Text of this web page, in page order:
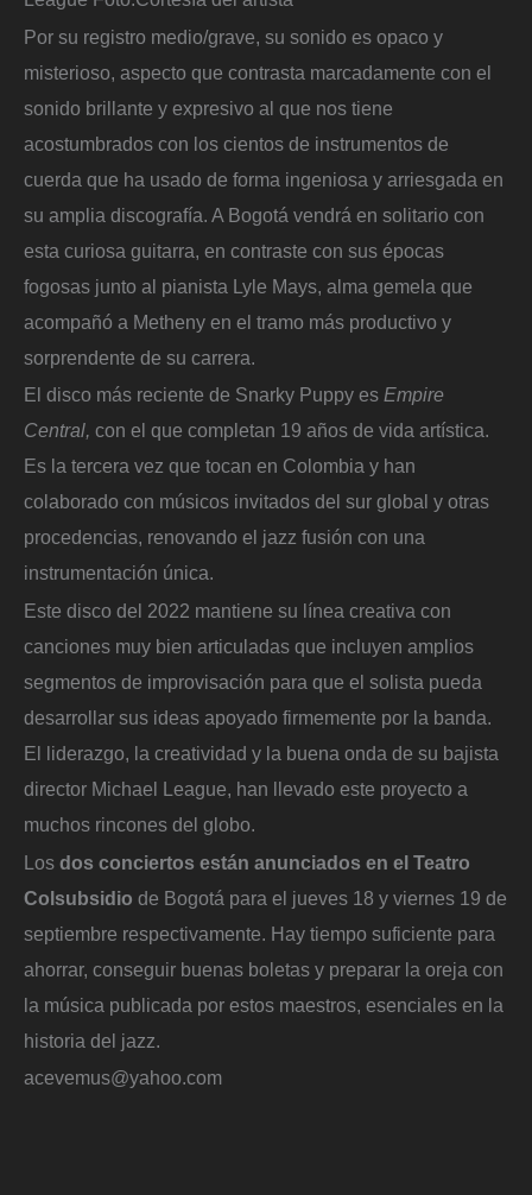
Por su registro medio/grave, su sonido es opaco y
misterioso, aspecto que contrasta marcadamente con el
sonido brillante y expresivo al que nos tiene
acostumbrados con los cientos de instrumentos de
cuerda que ha usado de forma ingeniosa y arriesgada en
su amplia discografía. A Bogotá vendrá en solitario con
esta curiosa guitarra, en contraste con sus épocas
fogosas junto al pianista Lyle Mays, alma gemela que
acompañó a Metheny en el tramo más productivo y
sorprendente de su carrera.
El disco más reciente de Snarky Puppy es Empire
Central, con el que completan 19 años de vida artística.
Es la tercera vez que tocan en Colombia y han
colaborado con músicos invitados del sur global y otras
procedencias, renovando el jazz fusión con una
instrumentación única.
Este disco del 2022 mantiene su línea creativa con
canciones muy bien articuladas que incluyen amplios
segmentos de improvisación para que el solista pueda
desarrollar sus ideas apoyado firmemente por la banda.
El liderazgo, la creatividad y la buena onda de su bajista
director Michael League, han llevado este proyecto a
muchos rincones del globo.
Los dos conciertos están anunciados en el Teatro
Colsubsidio de Bogotá para el jueves 18 y viernes 19 de
septiembre respectivamente. Hay tiempo suficiente para
ahorrar, conseguir buenas boletas y preparar la oreja con
la música publicada por estos maestros, esenciales en la
historia del jazz.
acevemus@yahoo.com